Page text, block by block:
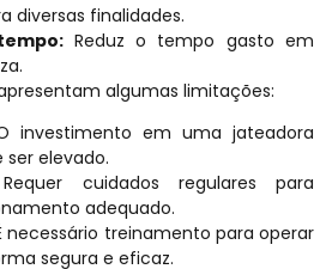
diversas finalidades.
Reduz o tempo gasto em
algumas limitações:
investimento em uma jateadora
ser elevado.
cuidados regulares para
adequado.
necessário treinamento para operar
segura e eficaz.